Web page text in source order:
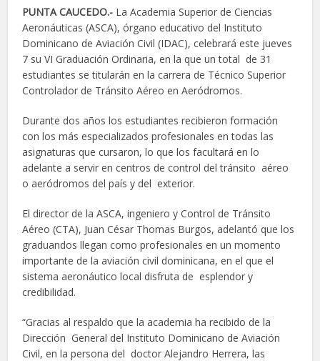
PUNTA CAUCEDO.- La Academia Superior de Ciencias
Aeronáuticas (ASCA), órgano educativo del Instituto
Dominicano de Aviación Civil (IDAC), celebrará este jueves
7 su VI Graduación Ordinaria, en la que un total de 31
estudiantes se titularán en la carrera de Técnico Superior
Controlador de Tránsito Aéreo en Aeródromos.
Durante dos años los estudiantes recibieron formación
con los más especializados profesionales en todas las
asignaturas que cursaron, lo que los facultará en lo
adelante a servir en centros de control del tránsito aéreo
o aeródromos del país y del exterior.
El director de la ASCA, ingeniero y Control de Tránsito
Aéreo (CTA), Juan César Thomas Burgos, adelantó que los
graduandos llegan como profesionales en un momento
importante de la aviación civil dominicana, en el que el
sistema aeronáutico local disfruta de esplendor y
credibilidad.
“Gracias al respaldo que la academia ha recibido de la
Dirección General del Instituto Dominicano de Aviación
Civil, en la persona del doctor Alejandro Herrera, las